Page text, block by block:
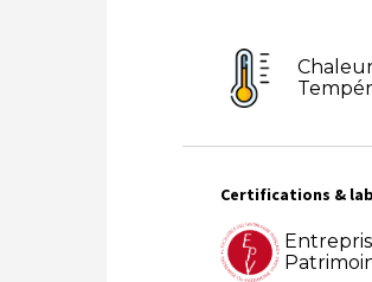
Certifications &